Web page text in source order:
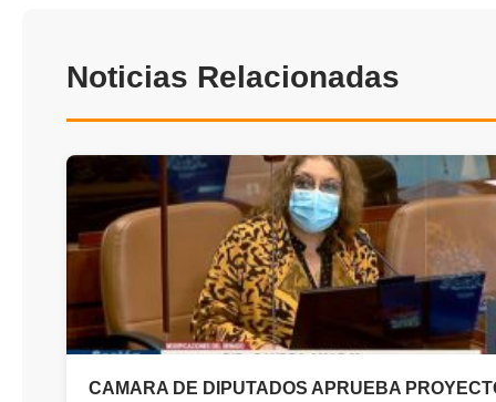
Noticias Relacionadas
CAMARA DE DIPUTADOS APRUEBA